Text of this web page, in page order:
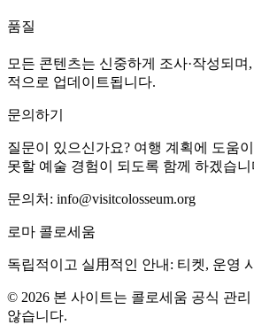
품질
모든 콘텐츠는 신중하게 조사·작성되며
적으로 업데이트됩니다.
문의하기
질문이 있으신가요? 여행 계획에 도움
못할 예술 경험이 되도록 함께 하겠습니
문의처: info@visitcolosseum.org
로마 콜로세움
독립적이고 실用적인 안내: 티켓, 운영
© 2026 본 사이트는 콜로세움 공식 관
않습니다.